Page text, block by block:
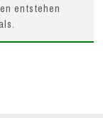
entstehen